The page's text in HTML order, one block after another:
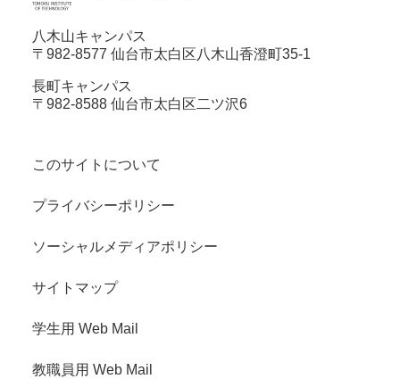
八木山キャンパス
〒982-8577 仙台市太白区八木山香澄町35-1
長町キャンパス
〒982-8588 仙台市太白区二ツ沢6
このサイトについて
プライバシーポリシー
ソーシャルメディアポリシー
サイトマップ
学生用 Web Mail
教職員用 Web Mail